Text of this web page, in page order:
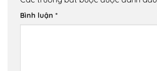
Bình luận *